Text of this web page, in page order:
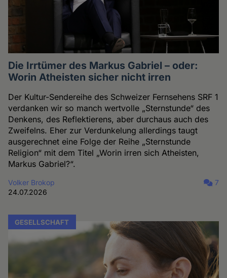
Die Irrtümer des Markus Gabriel – oder:
Worin Atheisten sicher nicht irren
Der Kultur-Sendereihe des Schweizer Fernsehens SRF 1
verdanken wir so manch wertvolle „Sternstunde“ des
Denkens, des Reflektierens, aber durchaus auch des
Zweifelns. Eher zur Verdunkelung allerdings taugt
ausgerechnet eine Folge der Reihe „Sternstunde
Religion“ mit dem Titel „Worin irren sich Atheisten,
Markus Gabriel?“.
Volker Brokop
24.07.2026
7
GESELLSCHAFT